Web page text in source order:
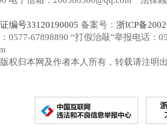
编号33120190005 备案号： 浙ICP备
0577-67898890 “打假治敲”举报电话：
权归本网及作者本人所有，转载请注明